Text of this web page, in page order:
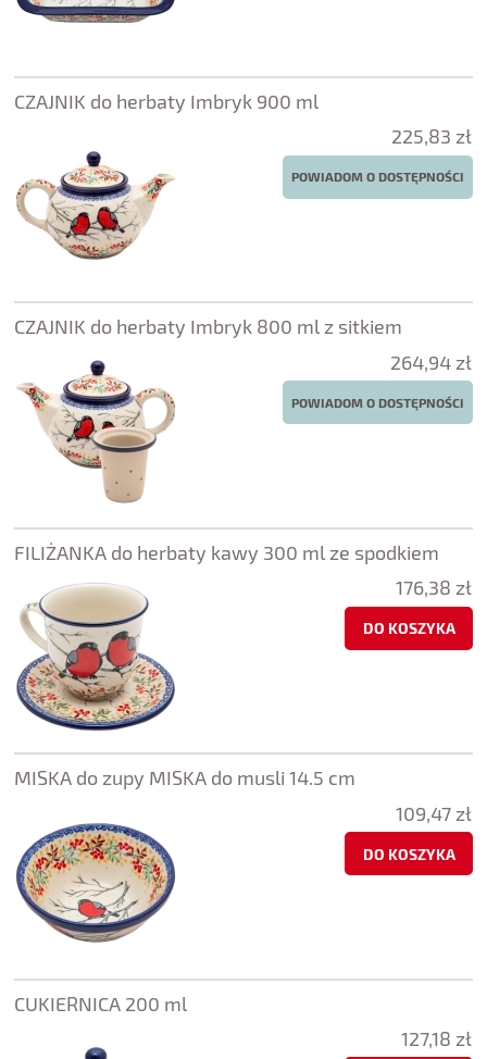
CZAJNIK do herbaty Imbryk 900 ml
225,83 zł
POWIADOM O DOSTĘPNOŚCI
CZAJNIK do herbaty Imbryk 800 ml z sitkiem
264,94 zł
POWIADOM O DOSTĘPNOŚCI
FILIŻANKA do herbaty kawy 300 ml ze spodkiem
176,38 zł
DO KOSZYKA
MISKA do zupy MISKA do musli 14.5 cm
109,47 zł
DO KOSZYKA
CUKIERNICA 200 ml
127,18 zł